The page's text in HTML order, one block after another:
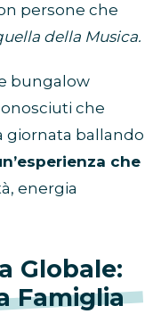
persone che
della Musica.
bungalow
che
giornata ballando
che
energia
Globale:
Famiglia